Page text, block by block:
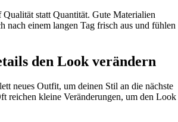
statt Quantität. Gute Materialien
nach einem langen Tag frisch aus und fühlen
den Look verändern
neues Outfit, um deinen Stil an die nächste
reichen kleine Veränderungen, um den Look